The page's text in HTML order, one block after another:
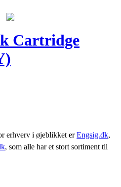
Cartridge
erhverv i øjeblikket erEngsig.dk,
, som alle har et stort sortiment til